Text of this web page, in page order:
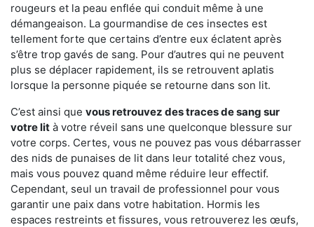
rougeurs et la peau enflée qui conduit même à une
démangeaison. La gourmandise de ces insectes est
tellement forte que certains d’entre eux éclatent après
s’être trop gavés de sang. Pour d’autres qui ne peuvent
plus se déplacer rapidement, ils se retrouvent aplatis
lorsque la personne piquée se retourne dans son lit.
C’est ainsi que vous retrouvez des traces de sang sur
votre lit à votre réveil sans une quelconque blessure sur
votre corps. Certes, vous ne pouvez pas vous débarrasser
des nids de punaises de lit dans leur totalité chez vous,
mais vous pouvez quand même réduire leur effectif.
Cependant, seul un travail de professionnel pour vous
garantir une paix dans votre habitation. Hormis les
espaces restreints et fissures, vous retrouverez les œufs,